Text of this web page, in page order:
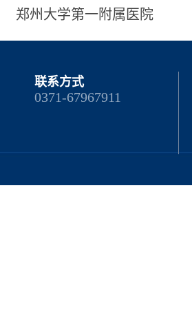
郑州大学第一附属医院
联系方式
0371-67967911